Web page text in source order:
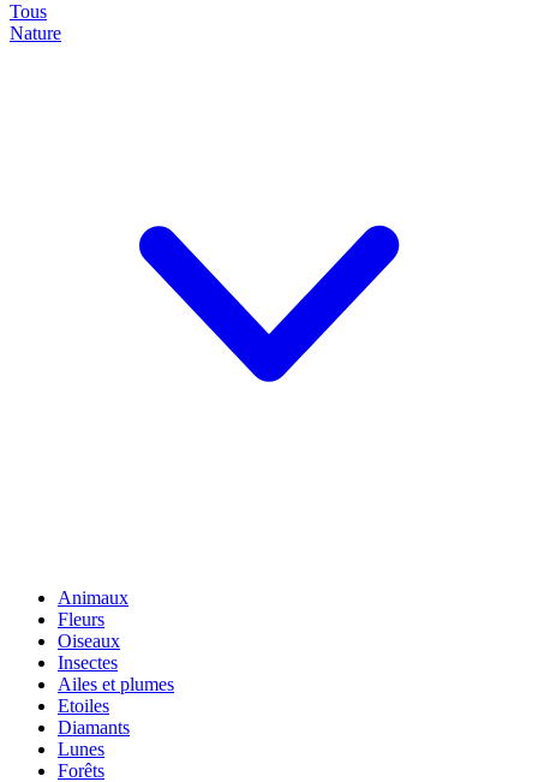
Tous
Nature
Animaux
Fleurs
Oiseaux
Insectes
Ailes et plumes
Etoiles
Diamants
Lunes
Forêts